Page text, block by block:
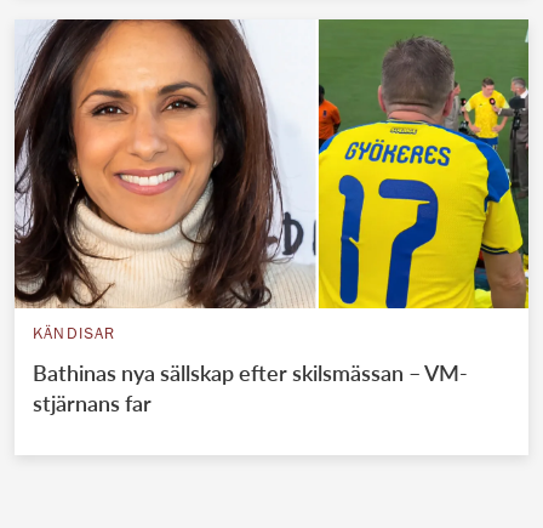
KÄNDISAR
Bathinas nya sällskap efter skilsmässan – VM-
stjärnans far